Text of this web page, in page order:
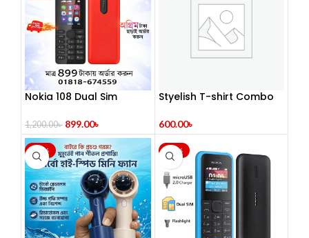
Nokia 108 Dual Sim
1,200.00৳ 899.00৳
Styelish T-shirt Combo
600.00৳
-46% -47%